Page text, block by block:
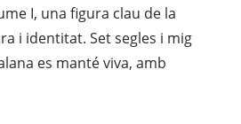
I, una figura clau de la
i identitat. Set segles i mig
es manté viva, amb